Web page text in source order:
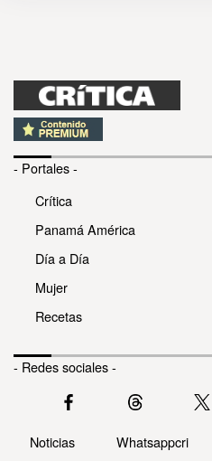
- Portales -
Crítica
Panamá América
Día a Día
Mujer
Recetas
- Redes sociales -
Noticias Whatsappcri